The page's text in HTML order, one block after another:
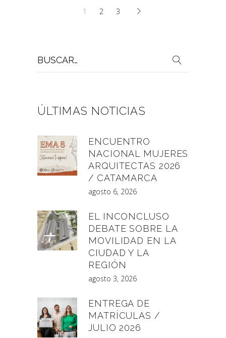
1 2 3
por:
ÚLTIMAS NOTICIAS
ENCUENTRO
NACIONAL MUJERES
ARQUITECTAS 2026
/ CATAMARCA
agosto 6, 2026
EL INCONCLUSO
DEBATE SOBRE LA
MOVILIDAD EN LA
CIUDAD Y LA
REGIÓN
agosto 3, 2026
ENTREGA DE
MATRÍCULAS /
JULIO 2026